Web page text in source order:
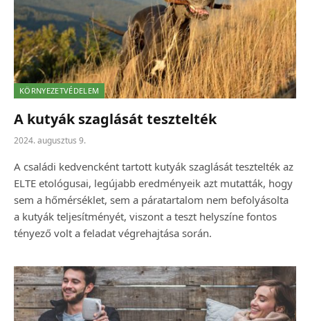
KÖRNYEZETVÉDELEM
A kutyák szaglását tesztelték
2024. augusztus 9.
A családi kedvencként tartott kutyák szaglását tesztelték az
ELTE etológusai, legújabb eredményeik azt mutatták, hogy
sem a hőmérséklet, sem a páratartalom nem befolyásolta
a kutyák teljesítményét, viszont a teszt helyszíne fontos
tényező volt a feladat végrehajtása során.